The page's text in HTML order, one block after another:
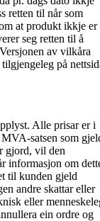
retten til når som
at produkt ikkje er
seg retten til å
av vilkåra
på
Alle prisar er i
satsen som
gjord, vil den
informasjon om
til kunden gjeld
andre skattar eller
eller
ein ordre og